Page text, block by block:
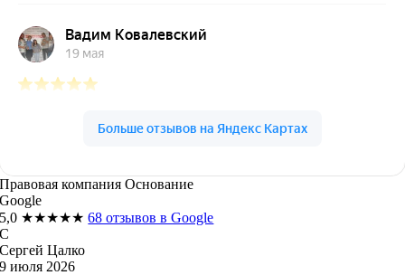
Правовая компания Основание
Google
5,0 ★★★★★68 отзывов в Google
С
Сергей Цалко
9 июля 2026